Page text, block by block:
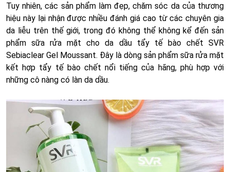
Tuy nhiên, các sản phẩm làm đẹp, chăm sóc da của thương
hiệu này lại nhận được nhiều đánh giá cao từ các chuyên gia
da liễu trên thế giới, trong đó không thể không kể đến sản
phẩm sữa rửa mặt cho da dầu tẩy tế bào chết SVR
Sebiaclear Gel Moussant. Đây là dòng sản phẩm sữa rửa mặt
kết hợp tẩy tế bào chết nổi tiếng của hãng, phù hợp với
những cô nàng có làn da dầu.